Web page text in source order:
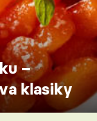
–
klasiky